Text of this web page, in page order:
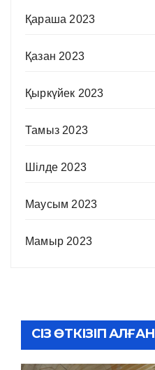
Қараша 2023
Қазан 2023
Қыркүйек 2023
Тамыз 2023
Шілде 2023
Маусым 2023
Мамыр 2023
СІЗ ӨТКІЗІП АЛҒАН